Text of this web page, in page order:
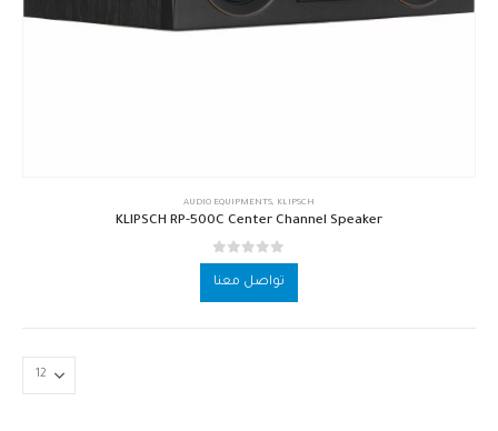
AUDIO EQUIPMENTS, KLIPSCH
KLIPSCH RP-500C Center Channel Speaker
0
out of 5
تواصل معنا